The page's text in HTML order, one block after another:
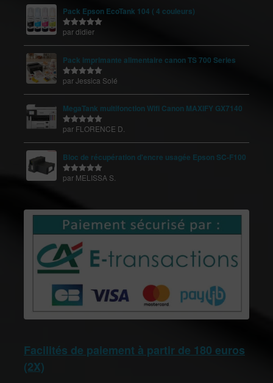
Pack Epson EcoTank 104 ( 4 couleurs)
Note 5sur
par didier
Pack imprimante alimentaire canon TS 700 Series
Note5sur
par Jessica Solé
MegaTank multifonction Wifi Canon MAXIFY GX7140
Note
sur
par FLORENCE D.
Bloc de récupération d'encre usagée Epson SC-F100
Note 5sur
par MELISSA S.
Facilités de paiement à partir de 180 euros
(2X)